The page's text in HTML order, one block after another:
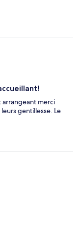
merci
gentillesse. Le